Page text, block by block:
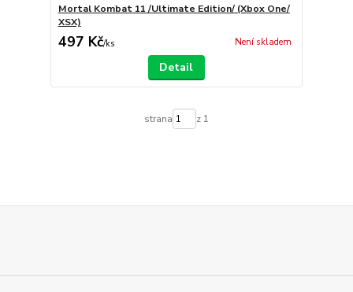
Mortal Kombat 11 /Ultimate Edition/ (Xbox One/
XSX)
497 Kč/ks Není skladem
Detail
strana z 1